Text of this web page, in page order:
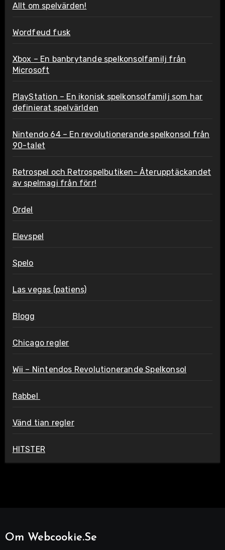
Allt om spelvärden!
Wordfeud fusk
Xbox – En banbrytande spelkonsolfamilj från
Microsoft
PlayStation – En ikonisk spelkonsolfamilj som har
definierat spelvärlden
Nintendo 64 – En revolutionerande spelkonsol från
90-talet
Retrospel och Retrospelbutiken- Återupptäckandet
av spelmagi från förr!
Ordel
Elevspel
Spelo
Las vegas (patiens)
Blogg
Chicago regler
Wii – Nintendos Revolutionerande Spelkonsol
Rabbel
Vänd tian regler
HITSTER
Om Webcookie.se